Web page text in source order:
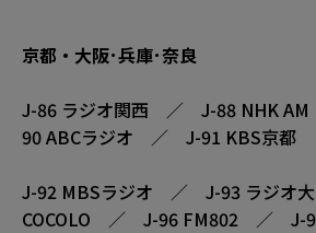
京都・大阪･兵庫･奈良
J-86 ラジオ関西 ／ J-88 NHK
90 ABCラジオ ／ J-91 KBS京都
J-92 MBSラジオ ／ J-93 ラジオ
COCOLO ／ J-96 FM802 ／ J-